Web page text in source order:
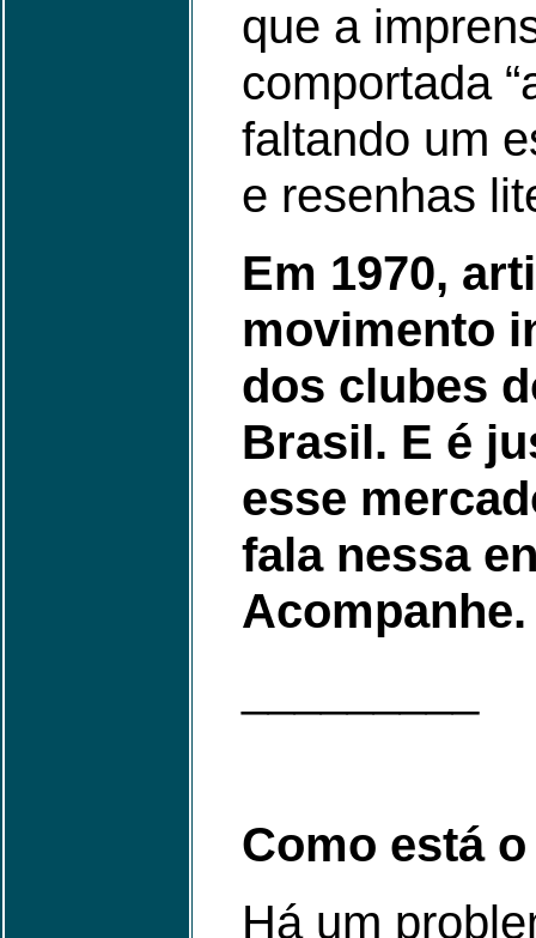
que a
comportada
faltando um
e resenhas
Em 1970,
movimento
dos clubes
Brasil. E é
esse
fala nessa
Acompanhe.
Como está
Há um